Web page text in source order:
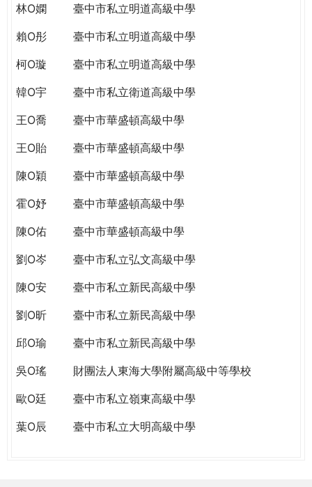
林O嫻
臺中市私立明道高級中學
賴O彤
臺中市私立明道高級中學
柯O璇
臺中市私立明道高級中學
韓O宇
臺中市私立衛道高級中學
王O喬
臺中市華盛頓高級中學
王O貽
臺中市華盛頓高級中學
陳O穎
臺中市華盛頓高級中學
霍O妤
臺中市華盛頓高級中學
陳O佑
臺中市華盛頓高級中學
劉O岑
臺中市私立弘文高級中學
陳O安
臺中市私立新民高級中學
劉O昕
臺中市私立新民高級中學
邱O瑜
臺中市私立新民高級中學
吳O瑤
財團法人東海大學附屬高級中等學校
歐O廷
臺中市私立嶺東高級中學
葉O辰
臺中市私立大明高級中學